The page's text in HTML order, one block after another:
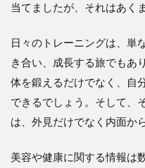
当てましたが、それはあく
日々のトレーニングは、単
き合い、成長する旅でもあ
体を鍛えるだけでなく、自
できるでしょう。そして、
は、外見だけでなく内面か
美容や健康に関する情報は